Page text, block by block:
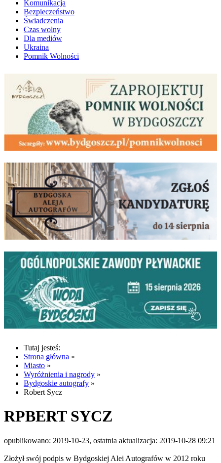
Komunikacja
Bezpieczeństwo
Świadczenia
Czas wolny
Dla mediów
Ukraina
Pomnik Wolności
Tutaj jesteś:
Strona główna »
Miasto »
Wyróżnienia i nagrody »
Bydgoskie autografy »
Robert Sycz
RPBERT SYCZ
opublikowano: 2019-10-23, ostatnia aktualizacja: 2019-10-28 09:21
Złożył swój podpis w Bydgoskiej Alei Autografów w 2012 roku